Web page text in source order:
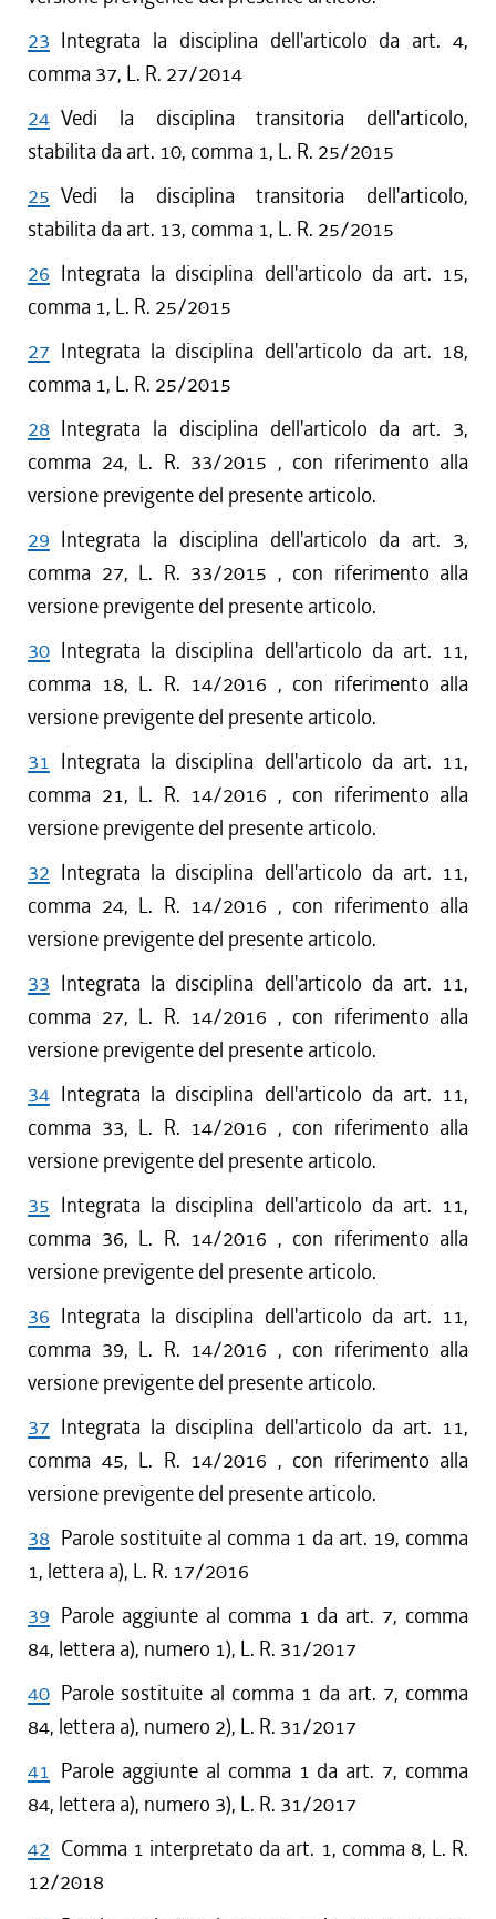
23 Integrata la disciplina dell'articolo da art. 4,
comma 37, L. R. 27/2014
24 Vedi la disciplina transitoria dell'articolo,
stabilita da art. 10, comma 1, L. R. 25/2015
25 Vedi la disciplina transitoria dell'articolo,
stabilita da art. 13, comma 1, L. R. 25/2015
26 Integrata la disciplina dell'articolo da art. 15,
comma 1, L. R. 25/2015
27 Integrata la disciplina dell'articolo da art. 18,
comma 1, L. R. 25/2015
28 Integrata la disciplina dell'articolo da art. 3,
comma 24, L. R. 33/2015 , con riferimento alla
versione previgente del presente articolo.
29 Integrata la disciplina dell'articolo da art. 3,
comma 27, L. R. 33/2015 , con riferimento alla
versione previgente del presente articolo.
30 Integrata la disciplina dell'articolo da art. 11,
comma 18, L. R. 14/2016 , con riferimento alla
versione previgente del presente articolo.
31 Integrata la disciplina dell'articolo da art. 11,
comma 21, L. R. 14/2016 , con riferimento alla
versione previgente del presente articolo.
32 Integrata la disciplina dell'articolo da art. 11,
comma 24, L. R. 14/2016 , con riferimento alla
versione previgente del presente articolo.
33 Integrata la disciplina dell'articolo da art. 11,
comma 27, L. R. 14/2016 , con riferimento alla
versione previgente del presente articolo.
34 Integrata la disciplina dell'articolo da art. 11,
comma 33, L. R. 14/2016 , con riferimento alla
versione previgente del presente articolo.
35 Integrata la disciplina dell'articolo da art. 11,
comma 36, L. R. 14/2016 , con riferimento alla
versione previgente del presente articolo.
36 Integrata la disciplina dell'articolo da art. 11,
comma 39, L. R. 14/2016 , con riferimento alla
versione previgente del presente articolo.
37 Integrata la disciplina dell'articolo da art. 11,
comma 45, L. R. 14/2016 , con riferimento alla
versione previgente del presente articolo.
38 Parole sostituite al comma 1 da art. 19, comma
1, lettera a), L. R. 17/2016
39 Parole aggiunte al comma 1 da art. 7, comma
84, lettera a), numero 1), L. R. 31/2017
40 Parole sostituite al comma 1 da art. 7, comma
84, lettera a), numero 2), L. R. 31/2017
41 Parole aggiunte al comma 1 da art. 7, comma
84, lettera a), numero 3), L. R. 31/2017
42 Comma 1 interpretato da art. 1, comma 8, L. R.
12/2018